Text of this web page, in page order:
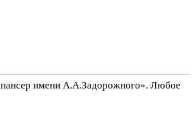
имени А.А.Задорожного». Любое